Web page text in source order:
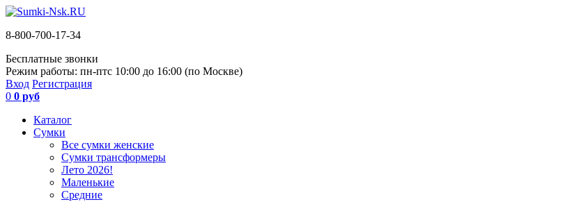
8-800-700-17-34
Бесплатные звонки
Режим работы: пн-птс 10:00 до 16:00 (по Москве)
Вход Регистрация
0 0 руб
Каталог
Сумки
Все сумки женские
Сумки трансформеры
Лето 2026!
Маленькие
Средние